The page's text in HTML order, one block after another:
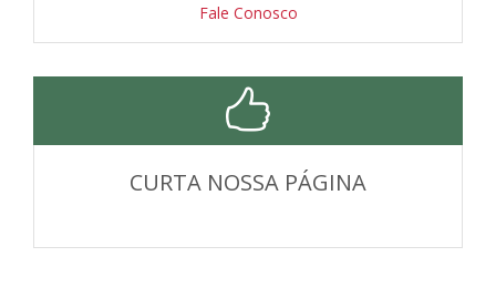
Fale Conosco
CURTA NOSSA PÁGINA